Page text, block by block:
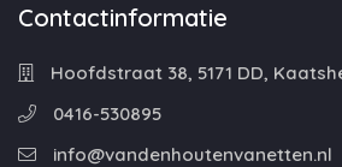
Contactinformatie
Hoofdstraat 38, 5171 DD,
0416-530895
info@vandenhoutenvanetten.nl